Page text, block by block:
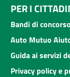
PER I
Bandi di concorso
Auto Mutuo
Guida ai servizi
Privacy policy e